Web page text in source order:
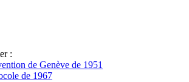
:
de Genève de 1951
de 1967